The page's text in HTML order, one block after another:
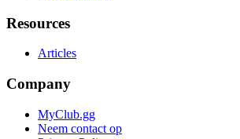
Resources
Articles
Company
MyClub.gg
Neem contact op